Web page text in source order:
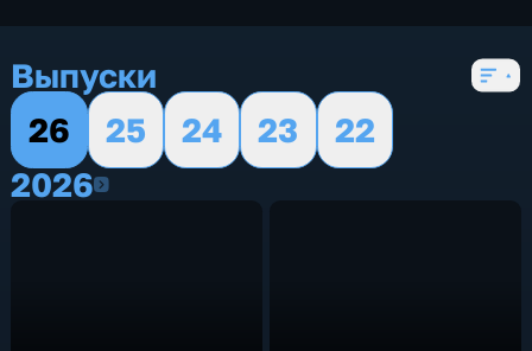
Выпуски
26
25 24 23
22
20262026